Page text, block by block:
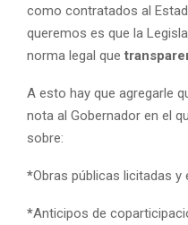
como contratados al
queremos es que la
norma legal que
A esto hay que agregarle
nota al Gobernador en el
sobre:
*Obras públicas licitadas y
*Anticipos de